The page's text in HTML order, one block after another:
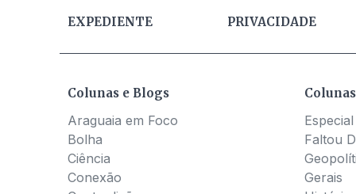
EXPEDIENTE PRIVACIDADE
Colunas e Blogs
Araguaia em Foco
Bolha
Ciência
Conexão
Faltou
Gerais